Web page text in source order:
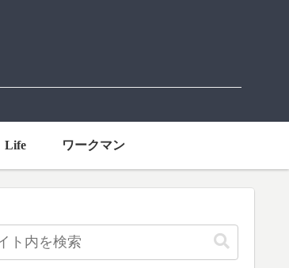
Life ワークマン